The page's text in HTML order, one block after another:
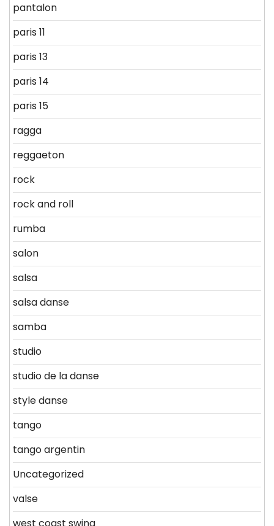
pantalon
paris 11
paris 13
paris 14
paris 15
ragga
reggaeton
rock
rock and roll
rumba
salon
salsa
salsa danse
samba
studio
studio de la danse
style danse
tango
tango argentin
Uncategorized
valse